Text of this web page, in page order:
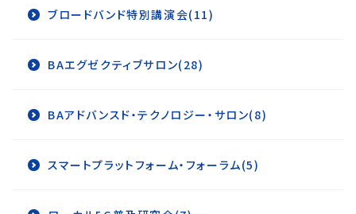
ブロードバンド特別講演会(11)
BAエグゼクティブサロン(28)
BAアドバンスド・テクノロジー・サロン(8)
スマートプラットフォーム・フォーラム(5)